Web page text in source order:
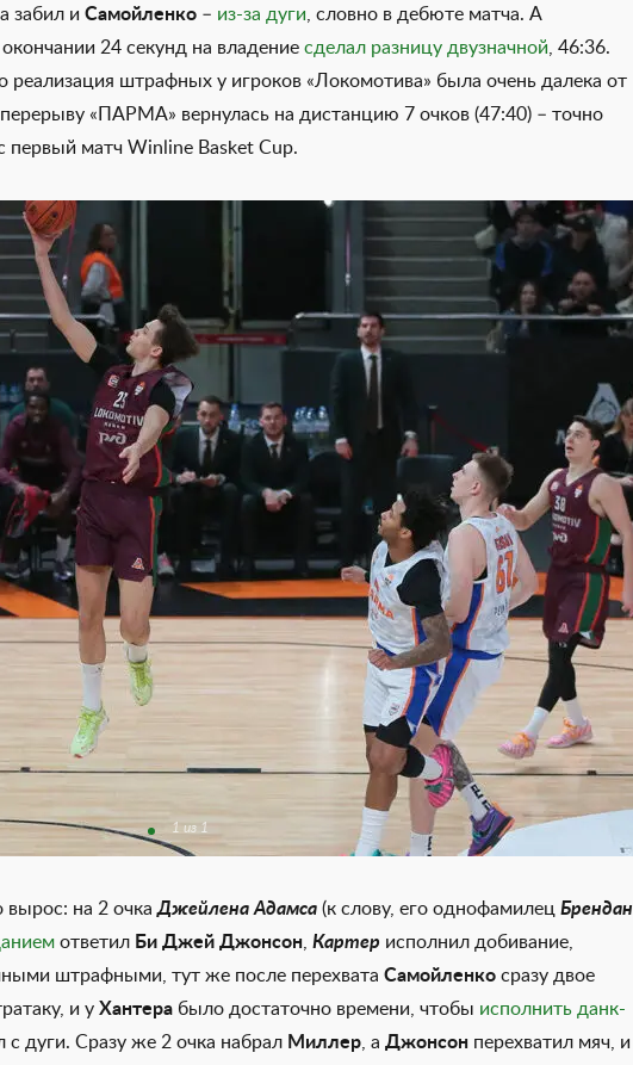
забил и Самойленко – из-за дуги , словно в дебюте матча. А
24 секунд на владение сделал разницу двузначной , 46:36.
реализация штрафных у игроков «Локомотива» была очень далека от
«ПАРМА» вернулась на дистанцию 7 очков (47:40) – точно
первый матч Winline Basket Cup.
1 из 1
вырос: на 2 очкаДжейлена Адамса (к слову, его однофамилец Брендан
ответил Би Джей Джонсон Картер исполнил добивание,
штрафными, тут же после перехвата Самойленко сразу двое
и у Хантера было достаточно времени, чтобы исполнить данк-
с дуги. Сразу же 2 очка набрал Миллер , а Джонсон перехватил мяч, и